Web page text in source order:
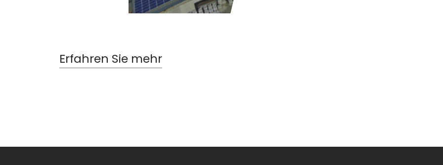
Erfahren Sie mehr